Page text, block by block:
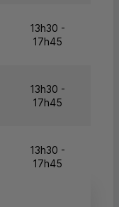
13h30 -
17h45
13h30 -
17h45
13h30 -
17h45